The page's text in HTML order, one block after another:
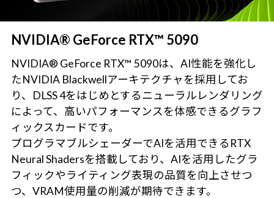
NVIDIA® GeForce RTX™ 5090
NVIDIA® GeForce RTX™ 5090は、AI性能を強化し
たNVIDIA Blackwellアーキテクチャを採用してお
り、DLSS 4をはじめとするニューラルレンダリング
によって、高いパフォーマンスを体感できるグラフ
ィックスカードです。
プログラマブルシェーダーでAIを活用できるRTX
Neural Shadersを搭載しており、AIを活用したグラ
フィックやライティング表現の品質を向上させつ
つ、VRAM使用量の削減が期待できます。